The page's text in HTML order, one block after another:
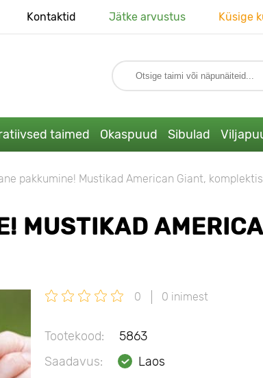
Kontaktid Jätke arvustus Küsige
taimed Okaspuud Sibulad
pakkumine! Mustikad American Giant,
MUSTIKAD
0 0 inimest
Tootekood:
5863
Saadavus:
Laos